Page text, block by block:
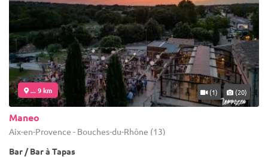
... 9 km (1) (20)
Maneo
Aix-en-Provence - Bouches-du-Rhône (13)
Bar / Bar à Tapas